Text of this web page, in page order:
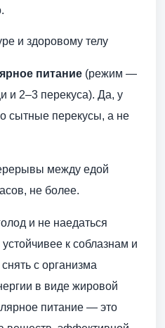
и здоровому телу
питание (режим —
и 2–3 перекуса). Да, у
сытные перекусы, а не
между едой
не более.
и не наедаться
к соблазнам и
с организма
в виде жировой
питание — это